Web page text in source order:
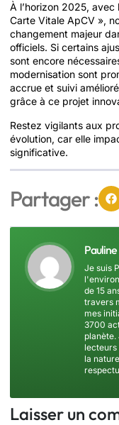
À l’horizon 2025,
Carte Vitale ApCV »,
changement majeur
officiels. Si certains
sont encore
modernisation sont
accrue et suivi
grâce à ce projet
Restez vigilants aux
évolution, car elle
significative.
Partager :
Pauline
Je suis
de 15
travers
mes
3700
la
Laisser un